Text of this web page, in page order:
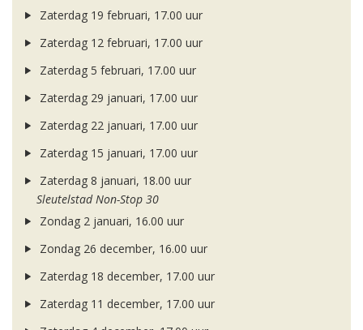
Zaterdag 19 februari, 17.00 uur
Zaterdag 12 februari, 17.00 uur
Zaterdag 5 februari, 17.00 uur
Zaterdag 29 januari, 17.00 uur
Zaterdag 22 januari, 17.00 uur
Zaterdag 15 januari, 17.00 uur
Zaterdag 8 januari, 18.00 uur
Sleutelstad Non-Stop 30
Zondag 2 januari, 16.00 uur
Zondag 26 december, 16.00 uur
Zaterdag 18 december, 17.00 uur
Zaterdag 11 december, 17.00 uur